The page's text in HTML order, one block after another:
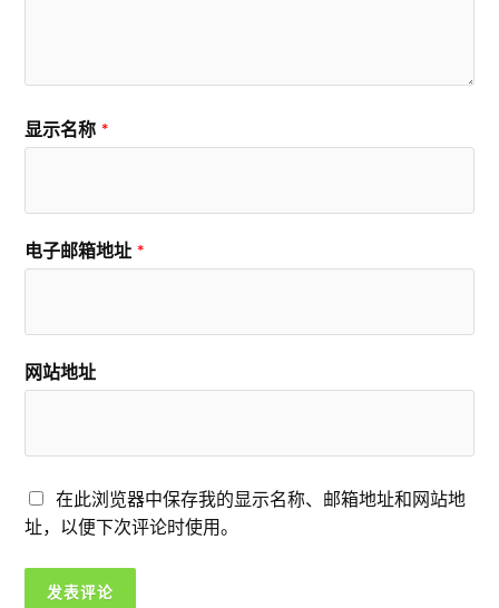
显示名称 *
电子邮箱地址 *
网站地址
在此浏览器中保存我的显示名称、邮箱地址和网站地
址，以便下次评论时使用。